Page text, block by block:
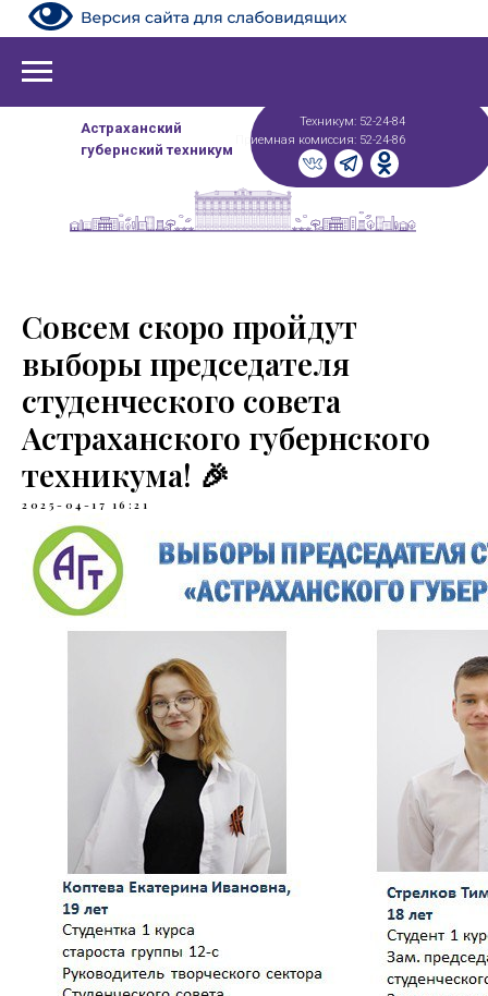
Астраханский
губернский техникум
Техникум: 52-24-84
Приемная комиссия: 52-24-86
Совсем скоро пройдут
выборы председателя
студенческого совета
Астраханского губернского
техникума! 🎉
2025-04-17 16:21